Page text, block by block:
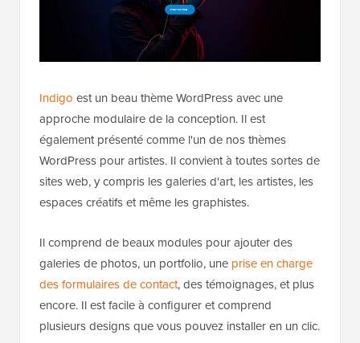
Indigo est un beau thème WordPress avec une
approche modulaire de la conception. Il est
également présenté comme l'un de nos thèmes
WordPress pour artistes. Il convient à toutes sortes de
sites web, y compris les galeries d'art, les artistes, les
espaces créatifs et même les graphistes.
Il comprend de beaux modules pour ajouter des
galeries de photos, un portfolio, une prise en charge
des formulaires de contact, des témoignages, et plus
encore. Il est facile à configurer et comprend
plusieurs designs que vous pouvez installer en un clic.